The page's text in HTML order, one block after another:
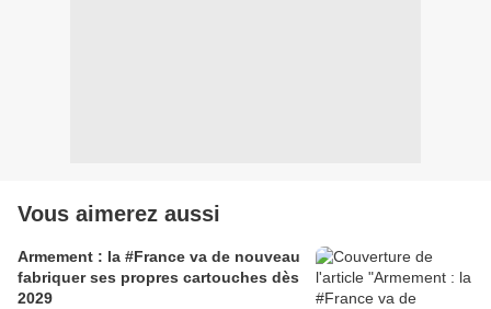
Vous aimerez aussi
Armement : la #France va de nouveau
fabriquer ses propres cartouches dès
2029